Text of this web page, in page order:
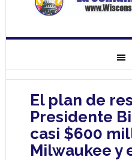
El plan de
Presidente
casi $600
Milwaukee y